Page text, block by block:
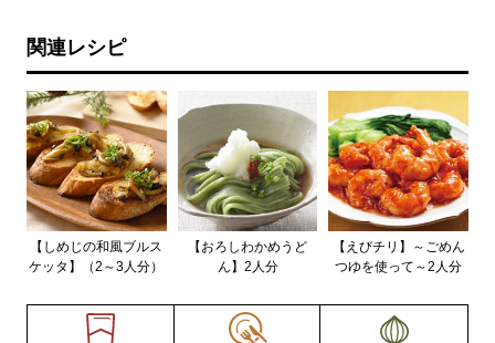
関連レシピ
【しめじの和風ブルス
ケッタ】（2～3人分）
【おろしわかめうど
ん】2人分
【えびチリ】～ごめん
つゆを使って～2人分